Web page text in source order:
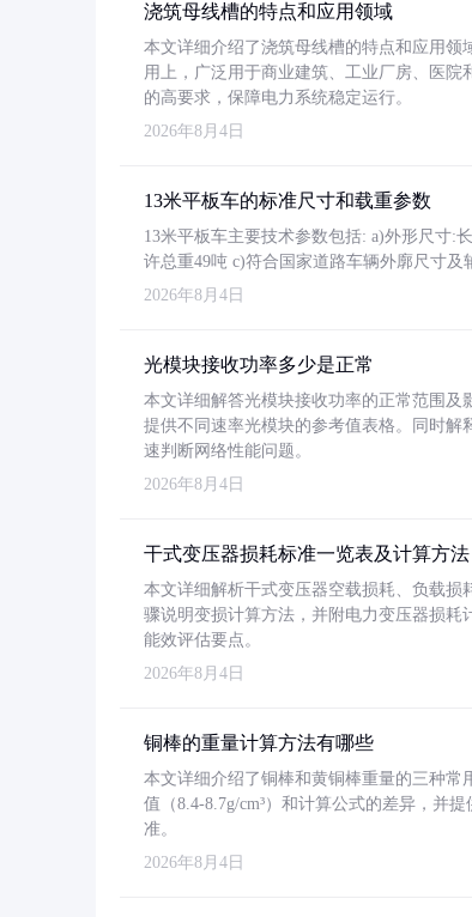
浇筑母线槽的特点和应用领域
本文详细介绍了浇筑母线槽的特点和应用
用上，广泛用于商业建筑、工业厂房、医
的高要求，保障电力系统稳定运行。
2026年8月4日
13米平板车的标准尺寸和载重参数
13米平板车主要技术参数包括: a)外形尺寸:
许总重49吨 c)符合国家道路车辆外廓尺寸及
2026年8月4日
光模块接收功率多少是正常
本文详细解答光模块接收功率的正常范围及
提供不同速率光模块的参考值表格。同时
速判断网络性能问题。
2026年8月4日
干式变压器损耗标准一览表及计算方法
本文详细解析干式变压器空载损耗、负载损
骤说明变损计算方法，并附电力变压器损耗
能效评估要点。
2026年8月4日
铜棒的重量计算方法有哪些
本文详细介绍了铜棒和黄铜棒重量的三种常
值（8.4-8.7g/cm³）和计算公式的差异，并
准。
2026年8月4日